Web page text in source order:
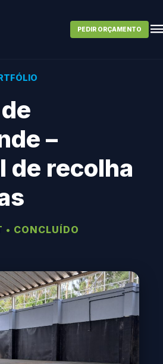
PEDIR ORÇAMENTO
–
de recolha
• CONCLUÍDO